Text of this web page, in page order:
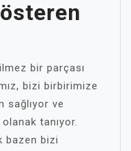
bir parçası
bizi birbirimize
sağlıyor ve
tanıyor.
bazen bizi